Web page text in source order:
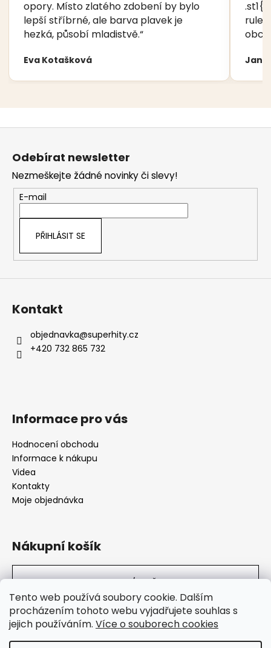
Tento web používá soubory cookie. Dalším
procházením tohoto webu vyjadřujete souhlas s
jejich používáním. Více o souborech cookies
opory. Místo zlatého zdobení by bylo
lepší stříbrné, ale barva plavek je
hezká, působí mladistvě.“
Eva Kotašková Jana
Odebírat newsletter
Nezmeškejte žádné novinky či slevy!
E-mail
PŘIHLÁSIT SE
Kontakt
objednavka@superhity.cz
+420 732 865 732
Informace pro vás
Hodnocení obchodu
Informace k nákupu
Videa
Kontakty
Moje objednávka
Nákupní košík
0KS /0 KČ